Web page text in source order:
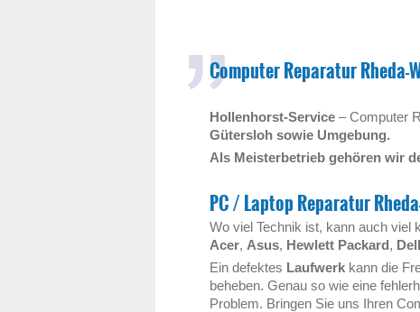
Computer Reparatur Rheda-
Hollenhorst-Service – Computer
Gütersloh sowie Umgebung.
Als Meisterbetrieb gehören wir
PC / Laptop Reparatur
Wo viel Technik ist, kann auch viel
Acer, Asus, Hewlett Packard, Dell
Ein defektes Laufwerk kann die
beheben. Genau so wie eine
Problem. Bringen Sie uns Ihren